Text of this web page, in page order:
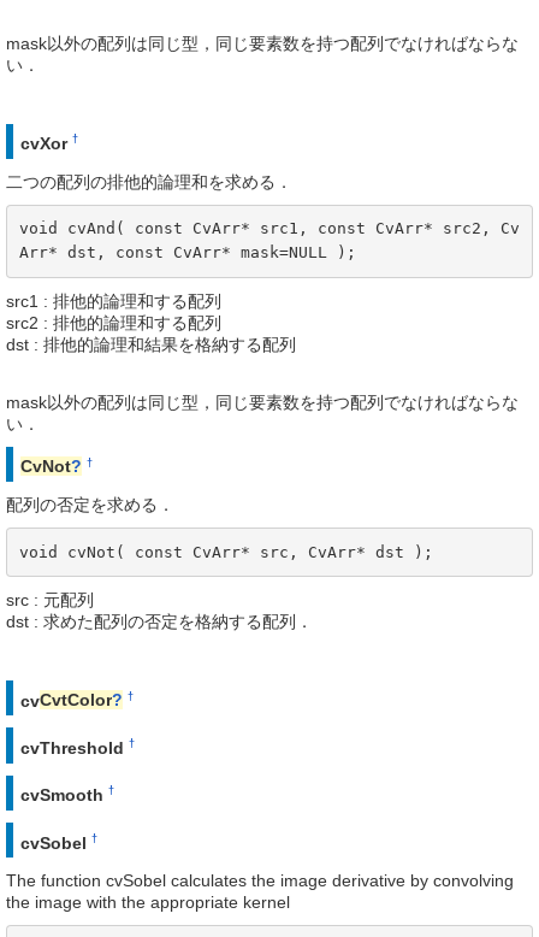
mask以外の配列は同じ型，同じ要素数を持つ配列でなければならな
い．
cvXor †
二つの配列の排他的論理和を求める．
void cvAnd( const CvArr* src1, const CvArr* src2, Cv
Arr* dst, const CvArr* mask=NULL );
src1 : 排他的論理和する配列
src2 : 排他的論理和する配列
dst : 排他的論理和結果を格納する配列
mask以外の配列は同じ型，同じ要素数を持つ配列でなければならな
い．
CvNot? †
配列の否定を求める．
void cvNot( const CvArr* src, CvArr* dst );
src : 元配列
dst : 求めた配列の否定を格納する配列．
cvCvtColor? †
cvThreshold †
cvSmooth †
cvSobel †
The function cvSobel calculates the image derivative by convolving
the image with the appropriate kernel